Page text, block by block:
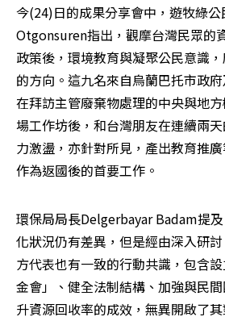
今(24)日的成果分享會中，遊牧綠
Otgonsuren指出，觀摩台灣民眾的
政策後，環境教育與凝聚公民意識
的方向。這九名來自烏蘭巴托市政
在拜訪主管廢棄物處理的中央與地
場工作坊後，和台灣朋友在連續兩
力激盪，亦針對所見，產出教育推
作為返國後的首要工作。
環保局局長Delgerbayar Badam提
化狀況仍有差異，但是經由深入研
方代表也有一致的行動共識，包含
金會」、健全法制結構、加強與民
升資源回收率的成效，無異開啟了